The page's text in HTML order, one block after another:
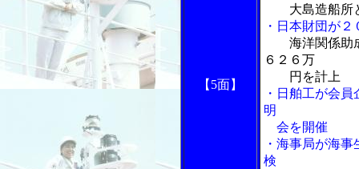
【5面】
大島造船所
・日本財団が
海洋関係助
６２６万
円を計上
・日舶工が会
明
会を開催
・海事局が海
検